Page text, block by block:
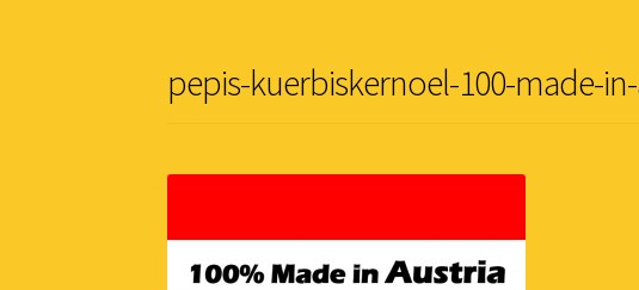
pepis-kuerbiskernoel-100-made-